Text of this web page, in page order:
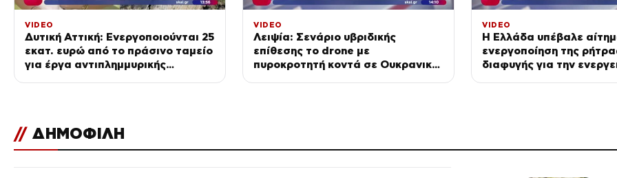
VIDEO
Δυτική Αττική: Ενεργοποιούνται 25
εκατ. ευρώ από το πράσινο ταμείο
για έργα αντιπλημμυρικής
VIDEO
Λειψία: Σενάριο υβριδικής
επίθεσης το drone με
πυροκροτητή κοντά σε Ουκρανικό
VIDEO
Η Ελλάδα υπέβαλε
ενεργοποίηση της
διαφυγής για την
// ΔΗΜΟΦΙΛΗ